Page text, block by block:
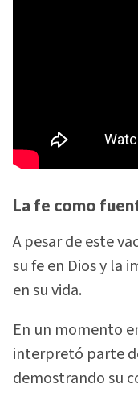
La fe como
A pesar de este
su fe en Dios y la
en su vida.
En un momento
interpretó parte
demostrando su